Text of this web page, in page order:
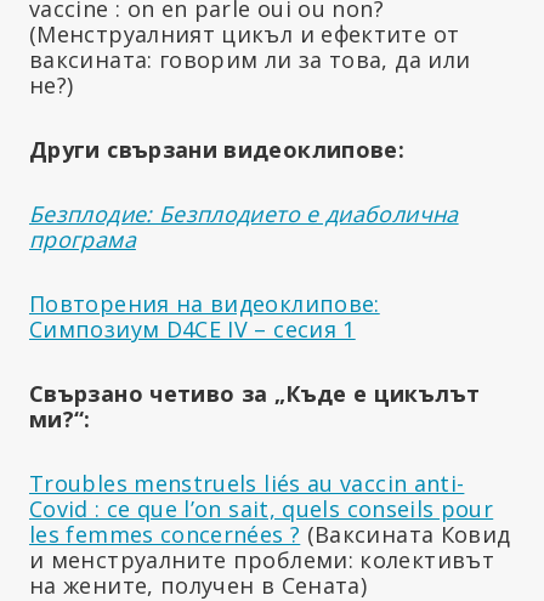
vaccine : on en parle oui ou non?
(Менструалният цикъл и ефектите от
ваксината: говорим ли за това, да или
не?)
Други свързани видеоклипове:
Безплодие: Безплодието е диаболична
програма
Повторения на видеоклипове:
Симпозиум D4CE IV – сесия 1
Свързано четиво за „Къде е цикълът
ми?“:
Troubles menstruels liés au vaccin anti-
Covid : ce que l’on sait, quels conseils pour
les femmes concernées ? (Ваксината Ковид
и менструалните проблеми: колективът
на жените, получен в Сената)